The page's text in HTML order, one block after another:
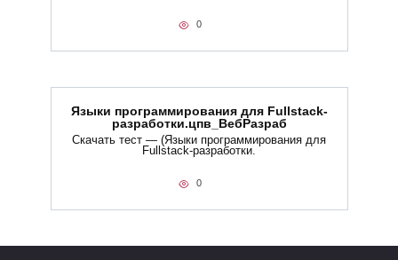
0
Языки программирования для Fullstack-
разработки.цпв_ВебРазраб
Скачать тест — (Языки программирования для
Fullstack-разработки.
0